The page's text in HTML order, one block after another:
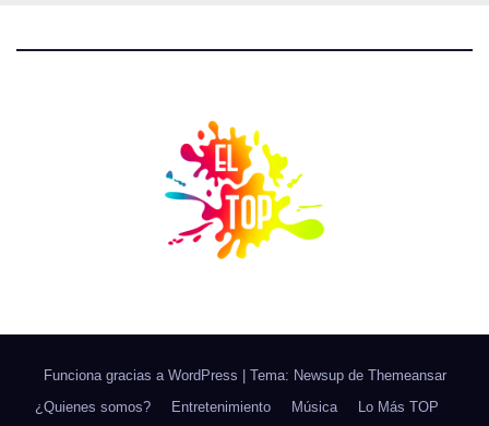
Funciona gracias a WordPress Tema: Newsup de Themeansar
¿Quienes somos?
Entretenimiento Música Lo Más TOP